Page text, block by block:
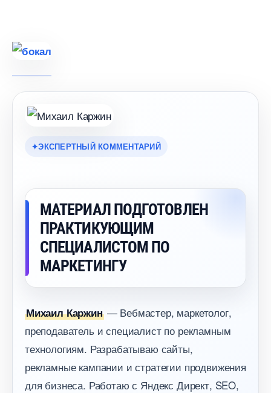
ЭКСПЕРТНЫЙ КОММЕНТАРИЙ
МАТЕРИАЛ ПОДГОТОВЛЕН
ПРАКТИКУЮЩИМ
СПЕЦИАЛИСТОМ ПО
МАРКЕТИНГУ
Михаил Каржин— Вебмастер, маркетолог,
преподаватель и специалист по рекламным
технологиям. Разрабатываю сайты,
рекламные кампании и стратегии продвижения
для бизнеса. Работаю с Яндекс Директ, SEO,